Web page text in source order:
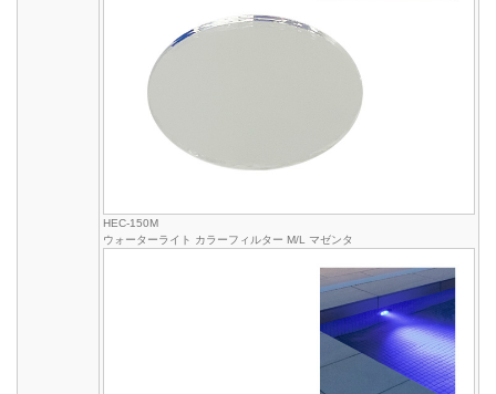
HEC-150M
ウォーターライト カラーフィルター M/L マゼンタ